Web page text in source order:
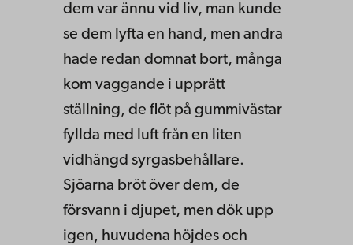
dem var ännu vid liv, man kunde
se dem lyfta en hand, men andra
hade redan domnat bort, många
kom vaggande i upprätt
ställning, de flöt på gummivästar
fyllda med luft från en liten
vidhängd syrgasbehållare.
Sjöarna bröt över dem, de
försvann i djupet, men dök upp
igen, huvudena höjdes och